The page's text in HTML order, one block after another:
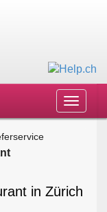
Toggle
in Zürich